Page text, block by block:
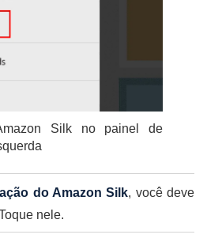
Silk no painel de
do Amazon Silk, você deve
nele.